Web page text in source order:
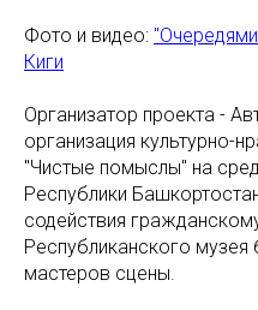
Фото и видео:
Киги
Организатор проекта -
организация культурно-
"Чистые помыслы" на
Республики
содействия
Республиканского
мастеров сцены.